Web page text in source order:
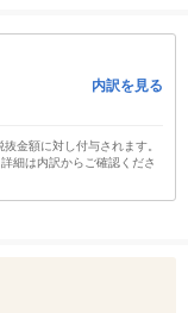
内訳を見る
金額に対し付与されます。
細は内訳からご確認くださ